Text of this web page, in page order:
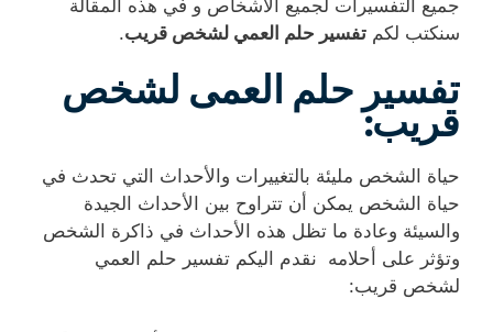
جميع التفسيرات لجميع الأشخاص و في هذه المقالة
سنكتب لكم تفسير حلم العمي لشخص قريب.
تفسير حلم العمى لشخص
قريب:
حياة الشخص مليئة بالتغييرات والأحداث التي تحدث في
حياة الشخص يمكن أن تتراوح بين الأحداث الجيدة
والسيئة وعادة ما تظل هذه الأحداث في ذاكرة الشخص
وتؤثر على أحلامه نقدم اليكم تفسير حلم العمي
لشخص قريب: